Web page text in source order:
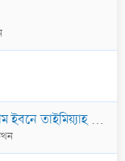
সকল ফিতনার দুটি কারণ- শায়খুল ইসলাম ইবনে তাইমিয়্যাহ رحمه الله